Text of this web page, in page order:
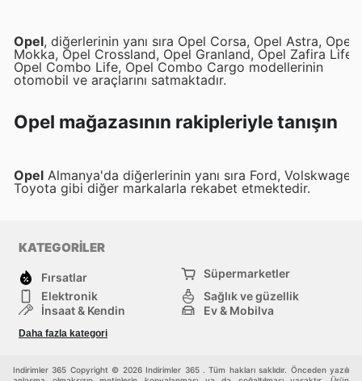
Opel, diğerlerinin yanı sıra Opel Corsa, Opel Astra, Opel
Mokka, Opel Crossland, Opel Granland, Opel Zafira Life,
Opel Combo Life, Opel Combo Cargo modellerinin
otomobil ve araçlarını satmaktadır.
Opel mağazasının rakipleriyle tanışın
Opel Almanya'da diğerlerinin yanı sıra Ford, Volskwagen,
Toyota gibi diğer markalarla rekabet etmektedir.
KATEGORİLER
Fırsatlar
Süpermarketler
Elektronik
Sağlık ve güzellik
İnşaat & Kendin
Ev & Mobilya
Bebekler ve çocuklar
Daha fazla kategori
Indirimler 365 Copyright © 2026 Indirimler 365 . Tüm hakları saklıdır. Önceden yazılı